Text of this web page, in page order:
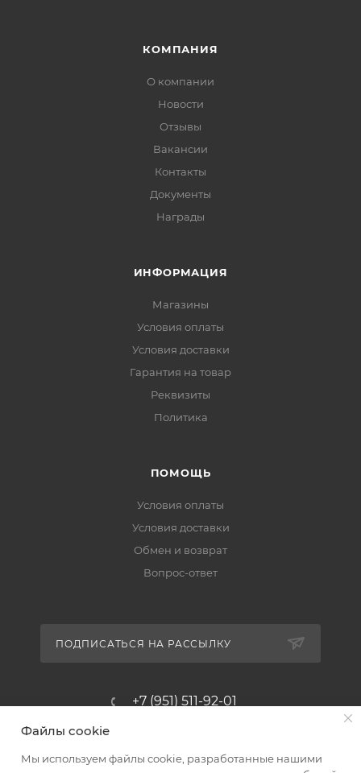
КОМПАНИЯ
О компании
Новости
Отзывы
Вакансии
Контакты
Документы
Награды
ИНФОРМАЦИЯ
Магазины
Условия оплаты
Условия доставки
Гарантия на товар
Реквизиты
Политика
ПОМОЩЬ
Условия оплаты
Условия доставки
Обмен и возврат
Вопрос-ответ
ПОДПИСАТЬСЯ НА РАССЫЛКУ
+7 (951) 511-92-01
Магазин-склад ТЦ "Альтус"
Файлы cookie
Мы используем файлы cookie, разработанные нашими